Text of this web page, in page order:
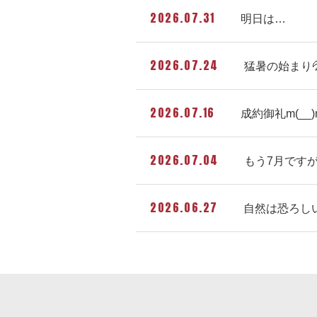
2026.07.31 明日は…
2026.07.24 猛暑の始まり
2026.07.16 成約御礼
2026.07.04 もう7月です
2026.06.27 自然は恐ろし